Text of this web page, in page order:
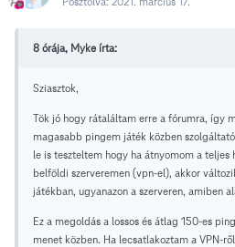
8 órája, Myke írta:
Sziasztok,
Tök jó hogy rátaláltam erre a fórumra, így
magasabb pingem játék közben
le is teszteltem hogy ha átnyomom a
belföldi szerveremen (vpn-el), akkor
játékban, ugyanazon a szerveren, amiben
Ez a megoldás a lossos és átlag 150-es
menet közben. Ha lecsatlakoztam a VPN-